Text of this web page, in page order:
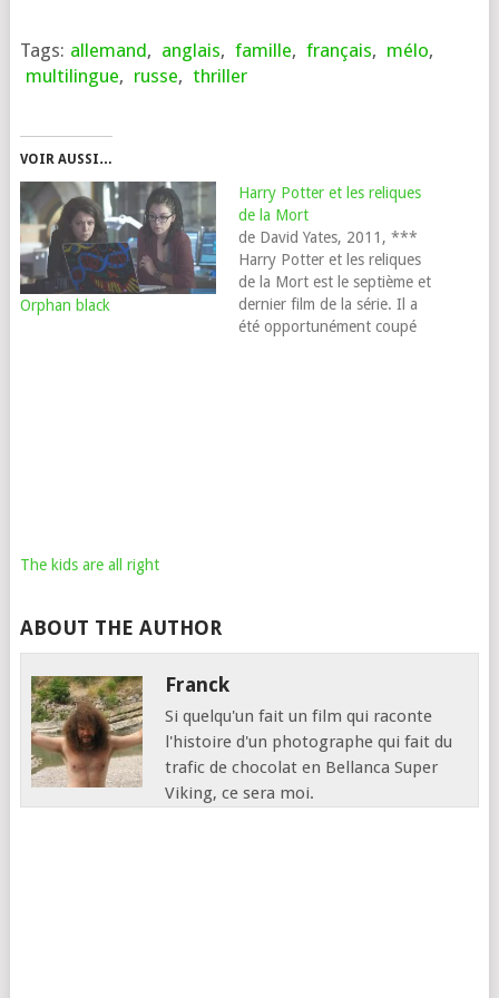
Tags: allemand, anglais, famille, français, mélo,
multilingue, russe, thriller
VOIR AUSSI…
Orphan black
Harry Potter et les reliques
de la Mort
de David Yates, 2011, ***
Harry Potter et les reliques
de la Mort est le septième et
dernier film de la série. Il a
été opportunément coupé
The kids are all right
ABOUT THE AUTHOR
Franck
Si quelqu'un fait un film qui raconte
l'histoire d'un photographe qui fait du
trafic de chocolat en Bellanca Super
Viking, ce sera moi.